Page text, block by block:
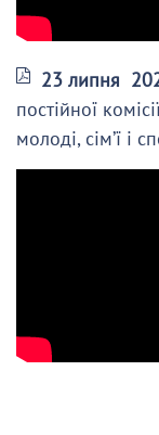
23 липня
постійної
молоді, сім’ї і